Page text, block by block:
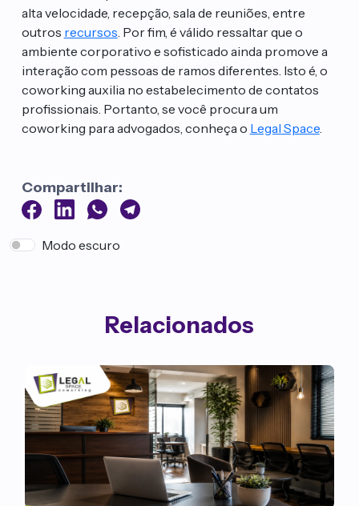
alta velocidade, recepção, sala de reuniões, entre
outros recursos. Por fim, é válido ressaltar que o
ambiente corporativo e sofisticado ainda promove a
interação com pessoas de ramos diferentes. Isto é, o
coworking auxilia no estabelecimento de contatos
profissionais. Portanto, se você procura um
coworking para advogados, conheça o Legal Space.
Compartilhar:
Modo escuro
Relacionados